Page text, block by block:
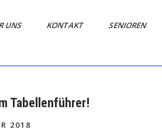
UNS KONTAKT SENIOREN
Tabellenführer!
2018